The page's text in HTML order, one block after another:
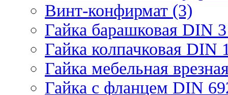
Винт-конфирмат (3)
Гайка барашковая DIN
Гайка колпачковая DIN
Гайка мебельная
Гайка с фланцем DIN